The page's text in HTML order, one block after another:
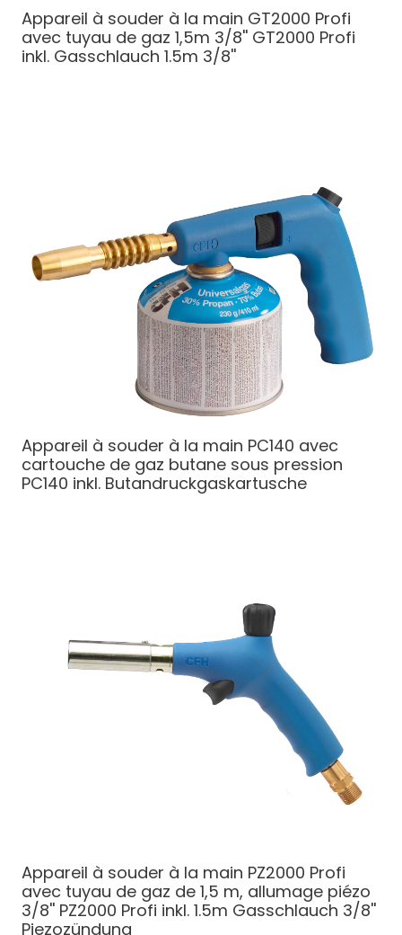
Appareil à souder à la main GT2000 Profi
avec tuyau de gaz 1,5m 3/8'' GT2000 Profi
inkl. Gasschlauch 1.5m 3/8''
Appareil à souder à la main PC140 avec
cartouche de gaz butane sous pression
PC140 inkl. Butandruckgaskartusche
Appareil à souder à la main PZ2000 Profi
avec tuyau de gaz de 1,5 m, allumage piézo
3/8'' PZ2000 Profi inkl. 1.5m Gasschlauch 3/8''
Piezozündung